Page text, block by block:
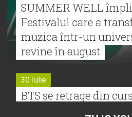
SUMMER WELL
Festivalul care a
muzica într-un
revine în august
30 Iulie
BTS se retrage din